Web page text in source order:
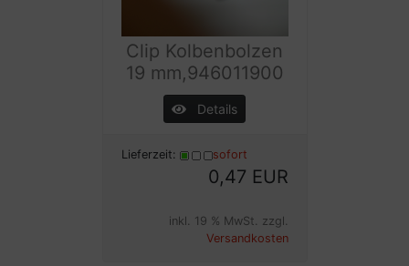
Clip Kolbenbolzen
19 mm,946011900
Details
Lieferzeit: sofort
0,47 EUR
inkl. 19 % MwSt. zzgl.
Versandkosten